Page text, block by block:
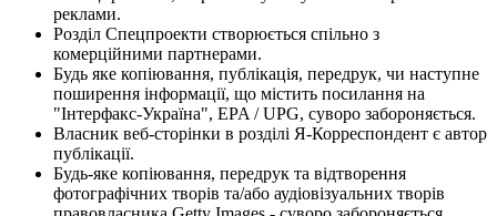
реклами.
Розділ Спецпроекти створюється спільно з
комерційними партнерами.
Будь яке копіювання, публікація, передрук, чи наступне
поширення інформації, що містить посилання на
"Інтерфакс-Україна", EPA / UPG, суворо забороняється.
Власник веб-сторінки в розділі Я-Корреспондент є автор
публікації.
Будь-яке копіювання, передрук та відтворення
фотографічних творів та/або аудіовізуальних творів